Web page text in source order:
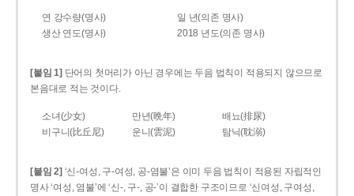
연 강수량(명사)
일 년(의존 명사)
생산 연도(명사)
2018 년도(의존 명사)
[붙임 1] 단어의 첫머리가 아닌 경우에는 두음 법칙이 적용되지 않으므로
본음대로 적는 것이다.
소녀(少女) 만년(晩年)
배뇨(排尿)
비구니(比丘尼)
운니(雲泥) 탐닉(耽溺)
[붙임 2] ‘신-여성, 구-여성, 공-염불’은 이미 두음 법칙이 적용된 자립적인
명사 ‘여성, 염불’에 ‘신-, 구-, 공-’이 결합한 구조이므로 ‘신여성, 구여성,